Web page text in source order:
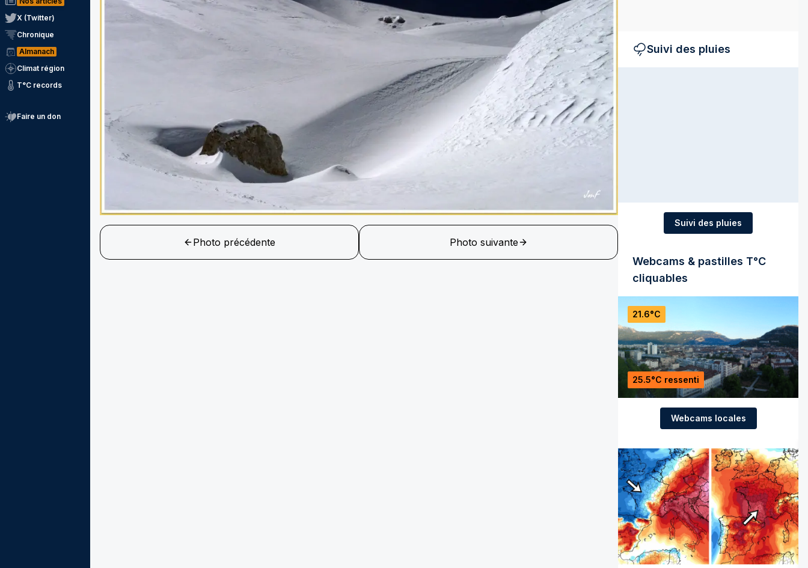
X (Twitter)
Chronique
Almanach
Climat région
T°C records
Faire un don
Photo précédente Photo suivante
Suivi des pluies
Suivi des pluies
Webcams & pastilles T°C
cliquables
21.6°C
25.5°C ressenti
Webcams locales